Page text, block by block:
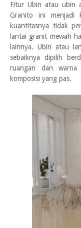
Fitur Ubin atau ubin
Granito ini menjadi
kuantitasnya tidak
lantai granit mewah
lainnya. Ubin atau
sebaiknya dipilih
ruangan dan
komposisi yang pas.